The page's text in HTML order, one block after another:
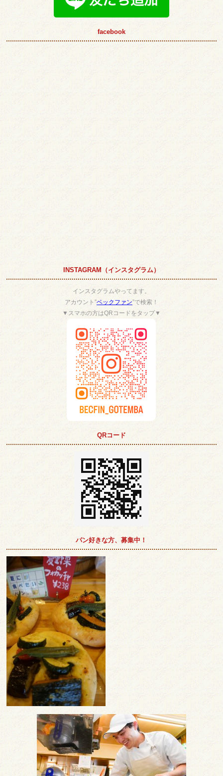
facebook
INSTAGRAM（インスタグラム）
インスタグラムやってます。
アカウント”ベックファン”で検索！
▼スマホの方はQRコードをタップ▼
QRコード
パン好きな方、募集中！